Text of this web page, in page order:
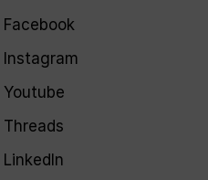
Facebook
Instagram
Youtube
Threads
LinkedIn